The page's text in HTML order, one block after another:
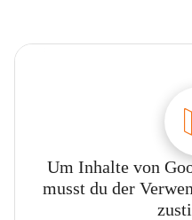
Um Inhalte von
musst du der